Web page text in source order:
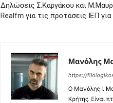
Δηλώσεις Σ.Καργάκου και
Realfm για τις προτάσεις ΙΕΠ για
Μανόλης
https://
Ο Μανόλης I.
Κρήτης. Είναι